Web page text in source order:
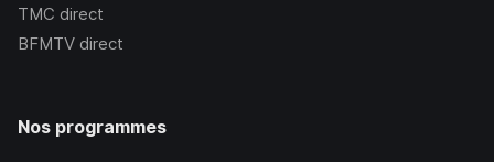
TMC direct
BFMTV direct
Nos programmes